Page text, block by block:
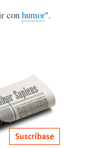
con humor".